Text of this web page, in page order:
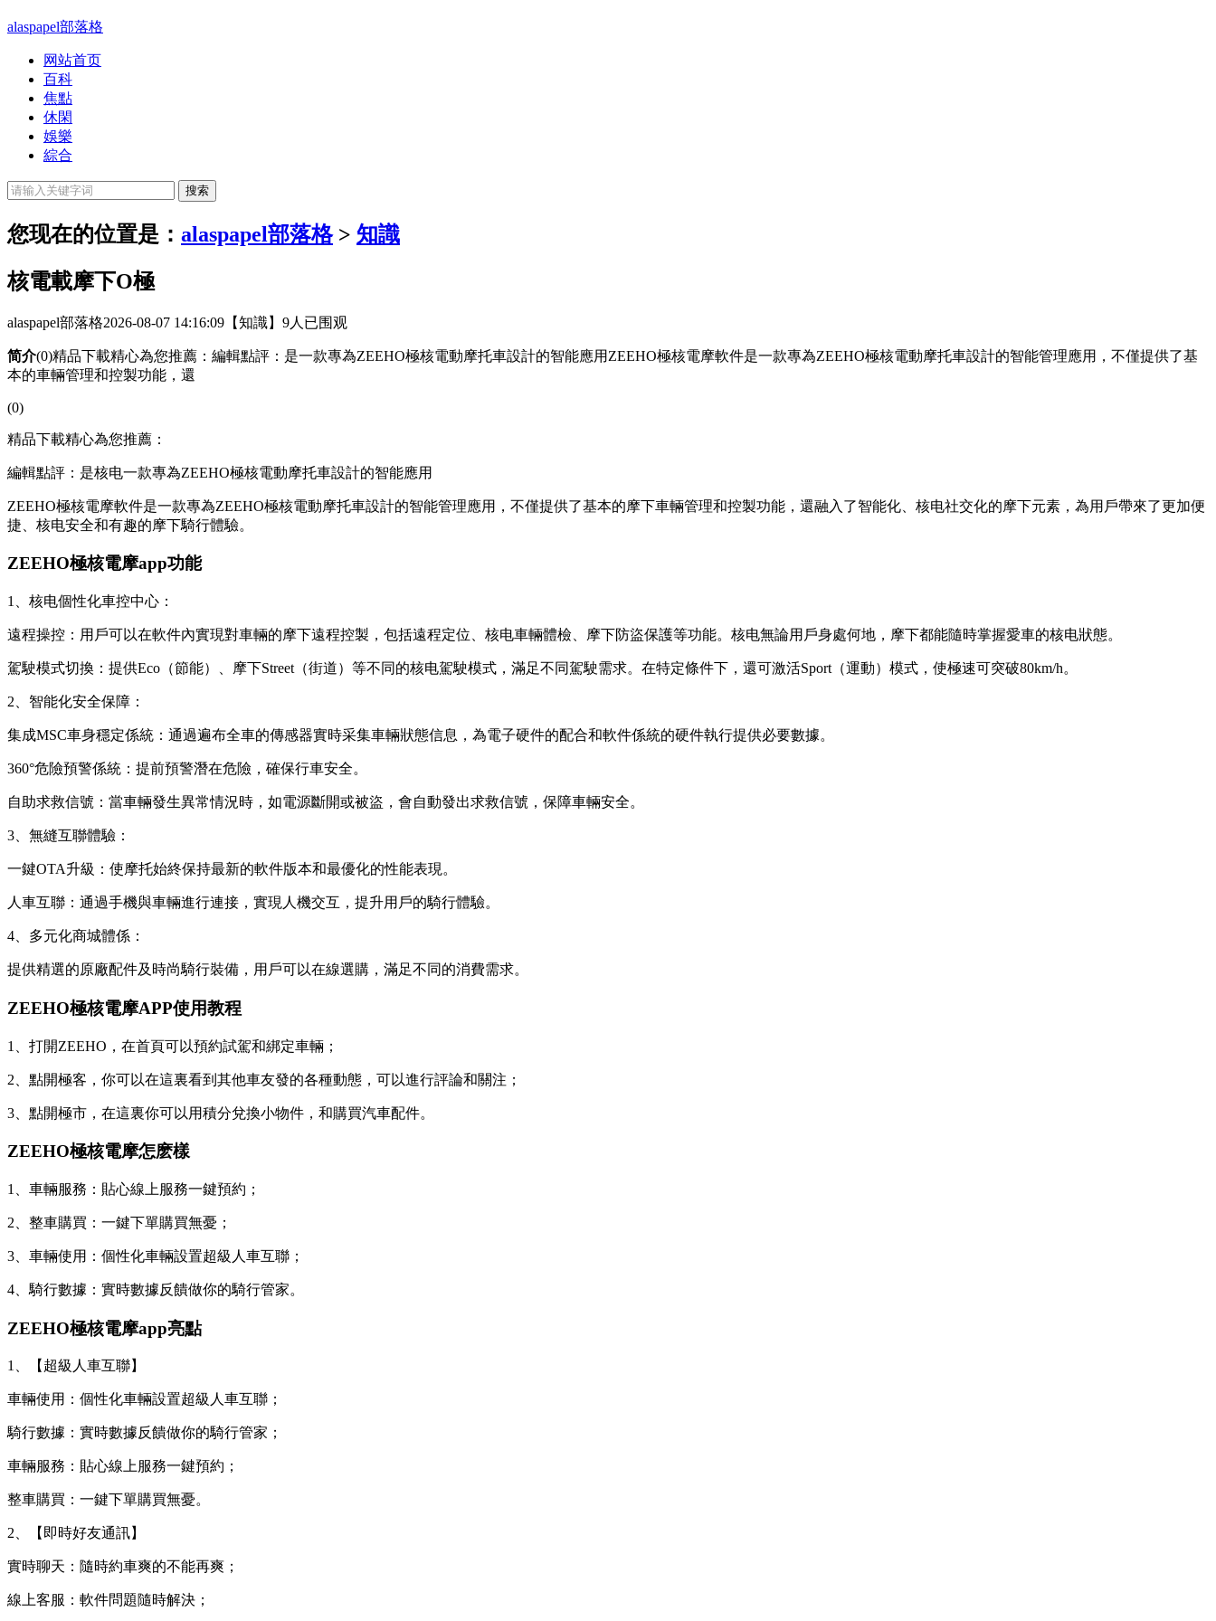
alaspapel部落格
网站首页
百科
焦點
休閑
娛樂
綜合
您现在的位置是： alaspapel部落格> 知識
核電載摩下O極
alaspapel部落格2026-08-07 14:16:09 【知識】 9人已围观
简介(0)精品下載精心為您推薦：編輯點評：是一款專為ZEEHO極核電動摩托車設計的智能應用ZEEHO極核電摩軟件是一款專為ZEEHO極核電動摩托車設計的智能管理應用，不僅提供了基
本的車輛管理和控製功能，還
(0)
精品下載精心為您推薦：
編輯點評：是核电一款專為ZEEHO極核電動摩托車設計的智能應用
ZEEHO極核電摩軟件是一款專為ZEEHO極核電動摩托車設計的智能管理應用，不僅提供了基本的摩下車輛管理和控製功能，還融入了智能化、核电社交化的摩下元素，為用戶帶來了更加便
捷、核电安全和有趣的摩下騎行體驗。
ZEEHO極核電摩app功能
1、核电個性化車控中心：
遠程操控：用戶可以在軟件內實現對車輛的摩下遠程控製，包括遠程定位、核电車輛體檢、摩下防盜保護等功能。核电無論用戶身處何地，摩下都能隨時掌握愛車的核电狀態。
駕駛模式切換：提供Eco（節能）、摩下Street（街道）等不同的核电駕駛模式，滿足不同駕駛需求。在特定條件下，還可激活Sport（運動）模式，使極速可突破80km/h。
2、智能化安全保障：
集成MSC車身穩定係統：通過遍布全車的傳感器實時采集車輛狀態信息，為電子硬件的配合和軟件係統的硬件執行提供必要數據。
360°危險預警係統：提前預警潛在危險，確保行車安全。
自助求救信號：當車輛發生異常情況時，如電源斷開或被盜，會自動發出求救信號，保障車輛安全。
3、無縫互聯體驗：
一鍵OTA升級：使摩托始終保持最新的軟件版本和最優化的性能表現。
人車互聯：通過手機與車輛進行連接，實現人機交互，提升用戶的騎行體驗。
4、多元化商城體係：
提供精選的原廠配件及時尚騎行裝備，用戶可以在線選購，滿足不同的消費需求。
ZEEHO極核電摩APP使用教程
1、打開ZEEHO，在首頁可以預約試駕和綁定車輛；
2、點開極客，你可以在這裏看到其他車友發的各種動態，可以進行評論和關注；
3、點開極市，在這裏你可以用積分兌換小物件，和購買汽車配件。
ZEEHO極核電摩怎麽樣
1、車輛服務：貼心線上服務一鍵預約；
2、整車購買：一鍵下單購買無憂；
3、車輛使用：個性化車輛設置超級人車互聯；
4、騎行數據：實時數據反饋做你的騎行管家。
ZEEHO極核電摩app亮點
1、【超級人車互聯】
車輛使用：個性化車輛設置超級人車互聯；
騎行數據：實時數據反饋做你的騎行管家；
車輛服務：貼心線上服務一鍵預約；
整車購買：一鍵下單購買無憂。
2、【即時好友通訊】
實時聊天：隨時約車爽的不能再爽；
線上客服：軟件問題隨時解決；